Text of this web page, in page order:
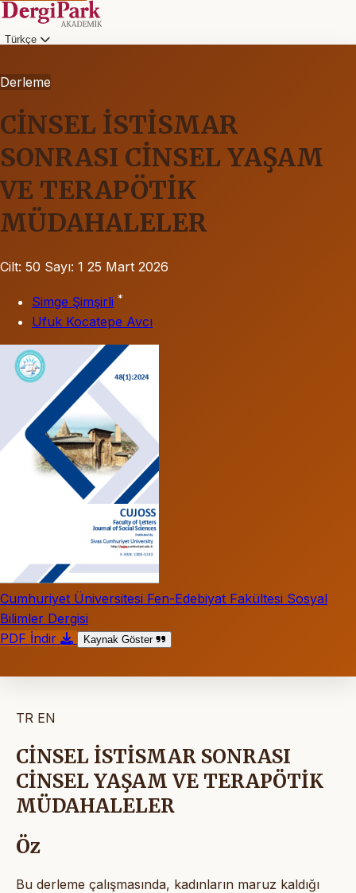
Türkçe
Derleme
CİNSEL İSTİSMAR
SONRASI CİNSEL YAŞAM
VE TERAPÖTİK
MÜDAHALELER
Cilt: 50 Sayı: 1 25 Mart 2026
Simge Şimşirli *
Ufuk Kocatepe Avcı
Cumhuriyet Üniversitesi Fen-Edebiyat Fakültesi Sosyal
Bilimler Dergisi
PDF İndir
Kaynak Göster
TR EN
CİNSEL İSTİSMAR SONRASI
CİNSEL YAŞAM VE TERAPÖTİK
MÜDAHALELER
Öz
Bu derleme çalışmasında, kadınların maruz kaldığı